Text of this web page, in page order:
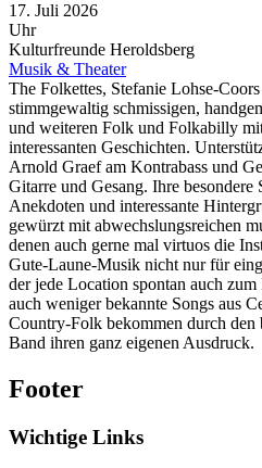
17. Juli 2026
Uhr
Kulturfreunde Heroldsberg
Musik & Theater
The Folkettes, Stefanie Lohse-
stimmgewaltig schmissigen,
und weiteren Folk und Folkabilly
interessanten Geschichten.
Arnold Graef am Kontrabass und
Gitarre und Gesang. Ihre besondere
Anekdoten und interessante
gewürzt mit abwechslungsreichen
denen auch gerne mal virtuos die
Gute-Laune-Musik nicht nur für
der jede Location spontan auch
auch weniger bekannte Songs aus
Country-Folk bekommen durch den
Band ihren ganz eigenen Ausdruck.
Footer
Wichtige Links